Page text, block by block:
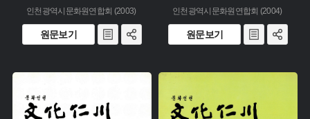
인천광역시문화원연합회 (2003)
원문보기
인천광역시문화원연합회 (2004)
원문보기
유형 :
유형 :